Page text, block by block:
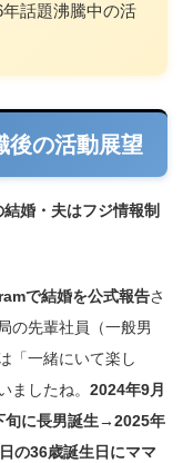
話題沸騰中の活
後の活動展望
婚・夫はフジ情報制
で結婚を公式報告さ
の先輩社員（一般男
「一緒にいて楽し
ましたね。2024年9月
旬に長男誕生→2025年
の36歳誕生日にママ